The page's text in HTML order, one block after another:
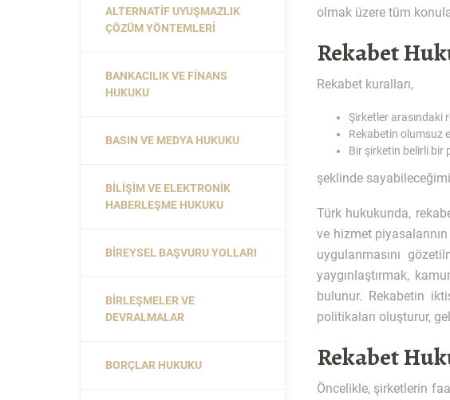
olmak üzere tüm
Rekabet
Rekabet kuralları,
Şirketler arasındaki
Rekabetin olumsuz
Bir şirketin belirli bir
şeklinde
Türk hukukunda,
ve hizmet
uygulanmasını
yaygınlaştırmak,
bulunur. Rekabetin
politikaları oluşturur,
Rekabet
Öncelikle, şirketlerin
ALTERNATIF UYUŞMAZLIK
ÇÖZÜM YÖNTEMLERI
BANKACILIK VE FINANS
HUKUKU
BASIN VE MEDYA HUKUKU
BILIŞIM VE ELEKTRONIK
HABERLEŞME HUKUKU
BIREYSEL BAŞVURU YOLLARI
BIRLEŞMELER VE
DEVRALMALAR
BORÇLAR HUKUKU